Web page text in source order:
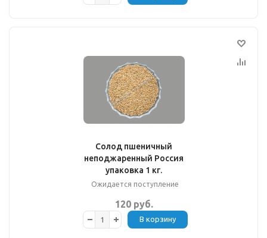
Солод пшеничный
неподжаренный Россия
упаковка 1 кг.
Ожидается поступление
120 руб.
В корзину